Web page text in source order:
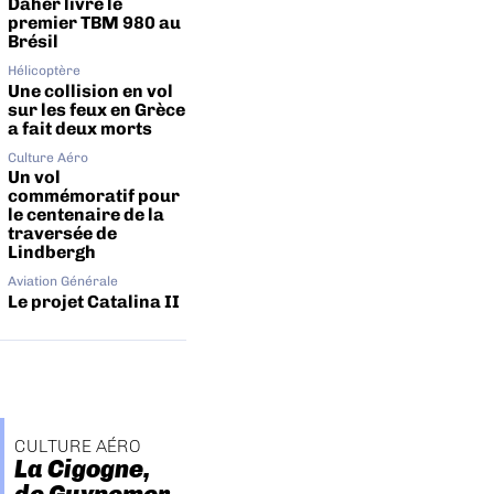
premier TBM 980 au
Brésil
Hélicoptère
Une collision en vol
sur les feux en Grèce
a fait deux morts
Culture Aéro
Un vol
commémoratif pour
le centenaire de la
traversée de
Lindbergh
Aviation Générale
Le projet Catalina II
CULTURE AÉRO
La Cigogne,